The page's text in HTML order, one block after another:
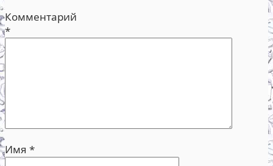
Комментарий
*
Имя *